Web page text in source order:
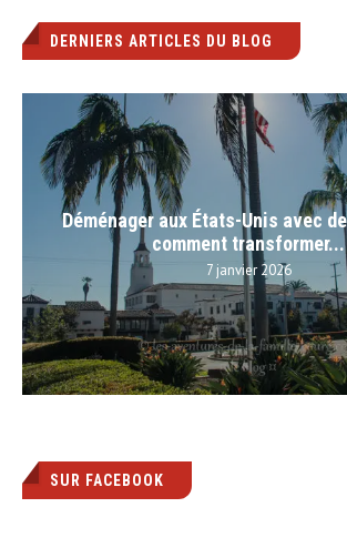
DERNIERS ARTICLES DU BLOG
Déménager aux États-Unis avec
comment transformer...
7 janvier 2026
SUR FACEBOOK